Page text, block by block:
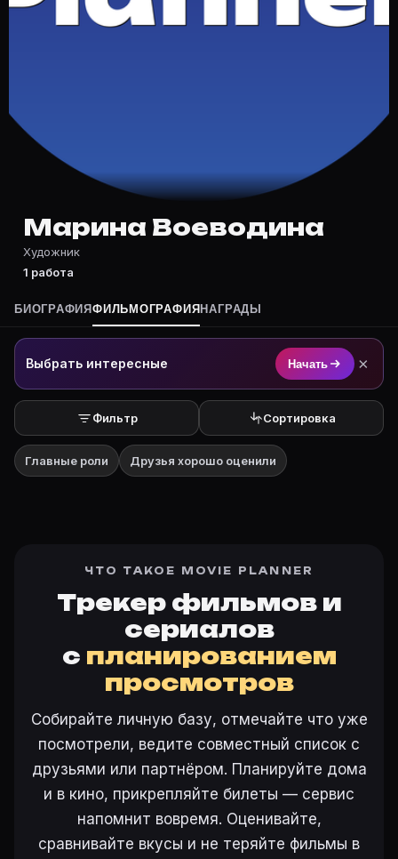
Частые вопросы о Марина
Полный список — на Movie Planner: https://movie-
Кто такой(ая) Марина Воеводина?
Марина Воеводина — Художник. Биография и роли
Где открыть фильмографию Марина Воеводина?
На Movie Planner: https://movie-planner.ru/s/
Марина Воеводина
Художник
1 работа
БИОГРАФИЯФИЛЬМОГРАФИЯ НАГРАДЫ
Выбрать интересные Начать ×
Фильтр Сортировка
Главные роли Друзья хорошо оценили
ЧТО ТАКОЕ MOVIE PLANNER
Трекер фильмов и
сериалов
с планированием
просмотров
Собирайте личную базу, отмечайте что уже
посмотрели, ведите совместный список с
друзьями или партнёром. Планируйте дома
и в кино, прикрепляйте билеты — сервис
напомнит вовремя. Оценивайте,
сравнивайте вкусы и не теряйте фильмы в